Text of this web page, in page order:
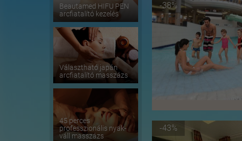
Beautamed HIFU PEN
arcfiatalító kezelés
Választható japán
arcfiatalító masszázs
45 perces
professzionális nyak-
váll masszázs
-38%
-43%